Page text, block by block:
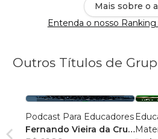
Mais sobre o
Entenda o nosso
Outros Títulos de
Podcast Para Educadores
Fernando Vieira da Cruz